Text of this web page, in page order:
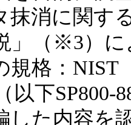
抹消に関す
」（※3）
規格：NIST
以下
した内容を